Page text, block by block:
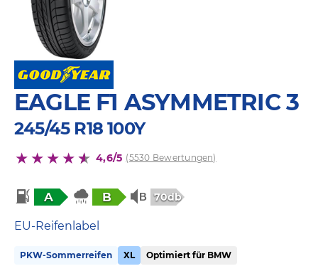
EAGLE F1 ASYMMETRIC 3
245/45 R18 100Y
4,6/5 (5530 Bewertungen)
A B 70db
EU-Reifenlabel
PKW-Sommerreifen XL Optimiert für BMW